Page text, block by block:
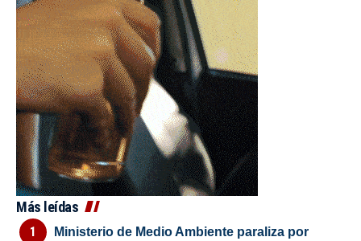
Más leídas
Ministerio de Medio Ambiente paraliza por